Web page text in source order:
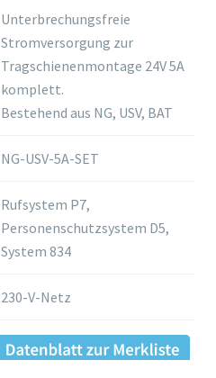
Unterbrechungsfreie
Stromversorgung zur
Tragschienenmontage 24V 5A
komplett.
Bestehend aus NG, USV, BAT
NG-USV-5A-SET
Rufsystem P7,
Personenschutzsystem D5,
System 834
230-V-Netz